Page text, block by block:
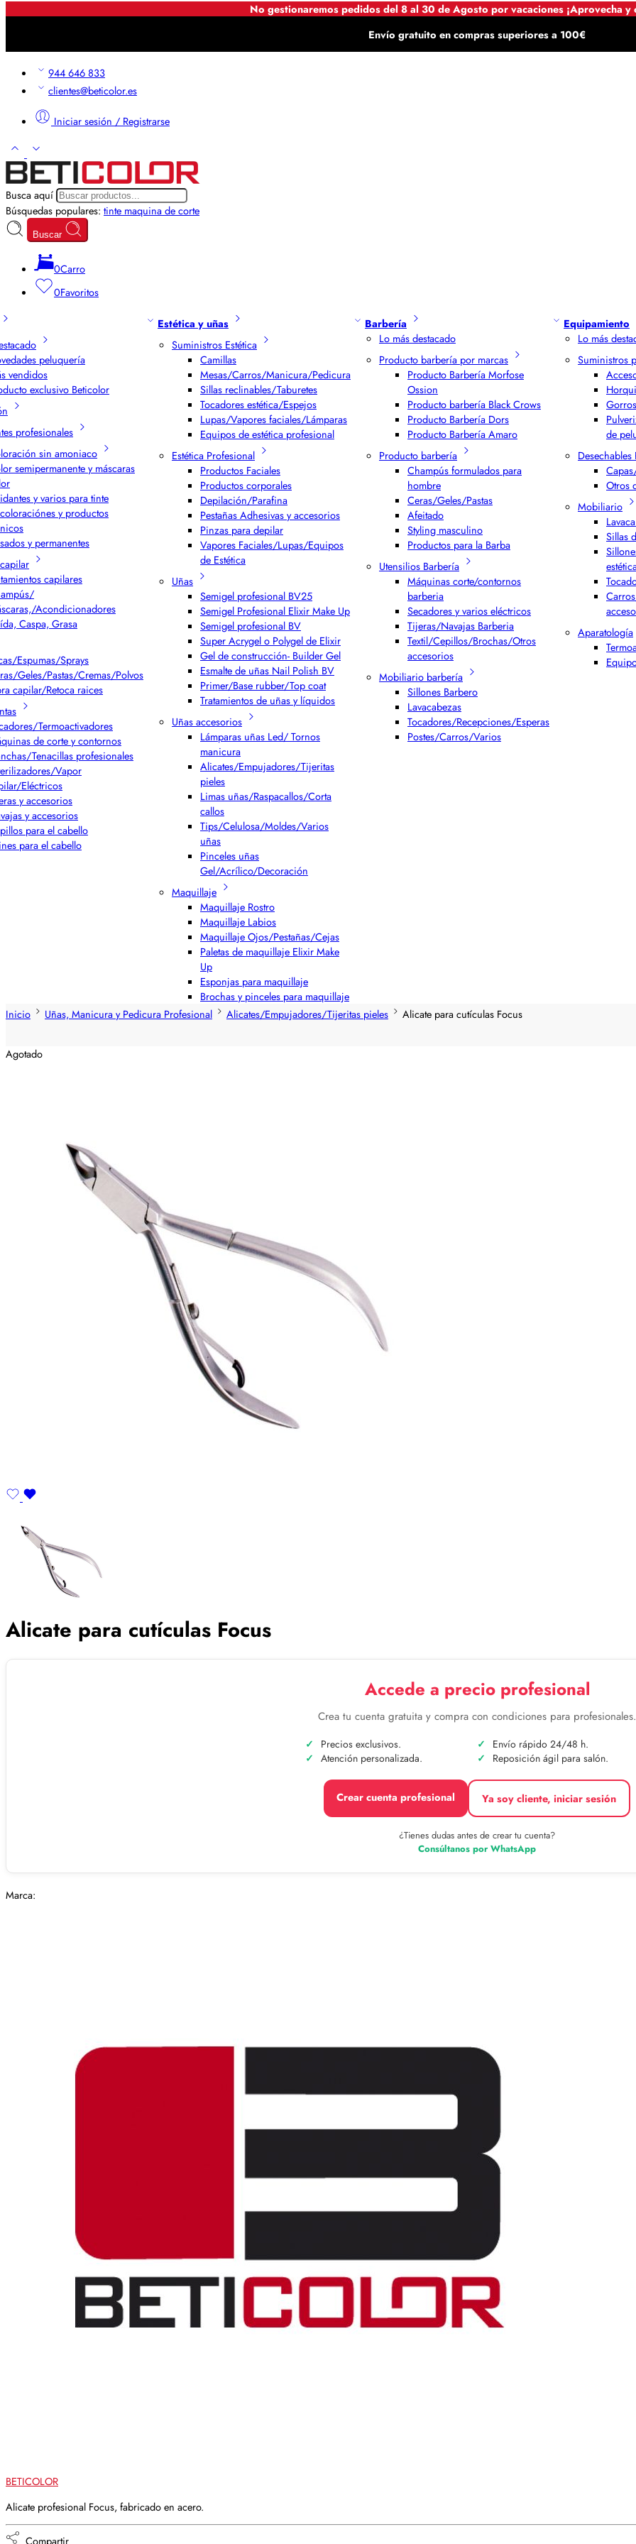
No gestionaremos pedidos del 8 al 30 de Agosto por vacaciones ¡Aprovecha y
Envío gratuito en compras superiores a 100€
944 646 833
clientes@beticolor.es
Iniciar sesión / Registrarse
Busca aquí
Búsquedas populares: tinte maquina de corte
Buscar
0Carro
0Favoritos
peluquería
vendidos
exclusivo Beticolor
profesionales
sin amoniaco
semipermanente y máscaras
y varios para tinte
y productos
y permanentes
capilares
Acondicionadores
Caspa, Grasa
Espumas/Sprays
Geles/Pastas/Cremas/Polvos
capilar/Retoca raices
Termoactivadores
de corte y contornos
Tenacillas profesionales
Vapor
Eléctricos
y accesorios
y accesorios
para el cabello
para el cabello
Estética y uñas
Suministros Estética
Camillas
Mesas/Carros/Manicura/Pedicura
Sillas reclinables/Taburetes
Tocadores estética/Espejos
Lupas/Vapores faciales/Lámparas
Equipos de estética profesional
Estética Profesional
Productos Faciales
Productos corporales
Depilación/Parafina
Pestañas Adhesivas y accesorios
Pinzas para depilar
Vapores Faciales/Lupas/Equipos
de Estética
Uñas
Semigel profesional BV25
Semigel Profesional Elixir Make Up
Semigel profesional BV
Super Acrygel o Polygel de Elixir
Gel de construcción- Builder Gel
Esmalte de uñas Nail Polish BV
Primer/Base rubber/Top coat
Tratamientos de uñas y líquidos
Uñas accesorios
Lámparas uñas Led/ Tornos
manicura
Alicates/Empujadores/Tijeritas
pieles
Limas uñas/Raspacallos/Corta
callos
Tips/Celulosa/Moldes/Varios
uñas
Pinceles uñas
Gel/Acrílico/Decoración
Maquillaje
Maquillaje Rostro
Maquillaje Labios
Maquillaje Ojos/Pestañas/Cejas
Paletas de maquillaje Elixir Make
Up
Esponjas para maquillaje
Brochas y pinceles para maquillaje
Barbería
Lo más destacado
Producto barbería por marcas
Producto Barbería Morfose
Ossion
Producto barbería Black Crows
Producto Barbería Dors
Producto Barbería Amaro
Producto barbería
Champús formulados para
hombre
Ceras/Geles/Pastas
Afeitado
Styling masculino
Productos para la Barba
Utensilios Barbería
Máquinas corte/contornos
barberia
Secadores y varios eléctricos
Tijeras/Navajas Barberia
Textil/Cepillos/Brochas/Otros
accesorios
Mobiliario barbería
Sillones Barbero
Lavacabezas
Tocadores/Recepciones/Esperas
Postes/Carros/Varios
Equipamiento
Lo más
Suministros
de
Otros
Mobiliario
Sillas
Aparatología
Inicio Uñas, Manicura y Pedicura Profesional Alicates/Empujadores/Tijeritas pieles Alicate para cutículas Focus
Agotado
Alicate para cutículas Focus
Accede a precio profesional
Crea tu cuenta gratuita y compra con condiciones para profesionales.
Precios exclusivos.
Envío rápido 24/48 h.
Atención personalizada.
Reposición ágil para salón.
Crear cuenta profesional Ya soy cliente, iniciar sesión
¿Tienes dudas antes de crear tu cuenta?
Consúltanos por WhatsApp
Marca:
BETICOLOR
Alicate profesional Focus, fabricado en acero.
Compartir